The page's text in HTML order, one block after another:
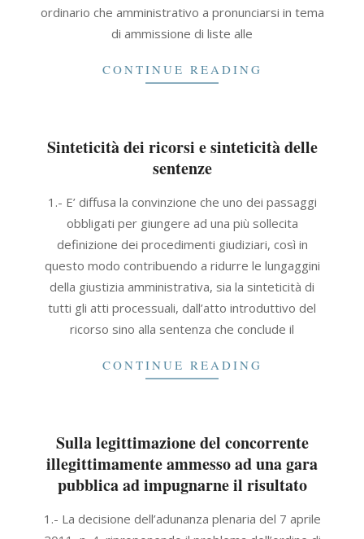
ordinario che amministrativo a pronunciarsi in tema
di ammissione di liste alle
CONTINUE READING
Sinteticità dei ricorsi e sinteticità delle
sentenze
09-1.- E’ diffusa la convinzione che uno dei passaggi
obbligati per giungere ad una più sollecita
definizione dei procedimenti giudiziari, così in
questo modo contribuendo a ridurre le lungaggini
della giustizia amministrativa, sia la sinteticità di
tutti gli atti processuali, dall’atto introduttivo del
ricorso sino alla sentenza che conclude il
CONTINUE READING
Sulla legittimazione del concorrente
illegittimamente ammesso ad una gara
pubblica ad impugnarne il risultato
10-
1.- La decisione dell’adunanza plenaria del 7 aprile